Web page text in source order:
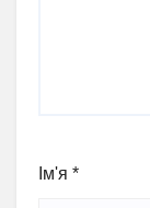
Ім'я *